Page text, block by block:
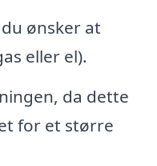
ønsker at
eller el).
da dette
for et større